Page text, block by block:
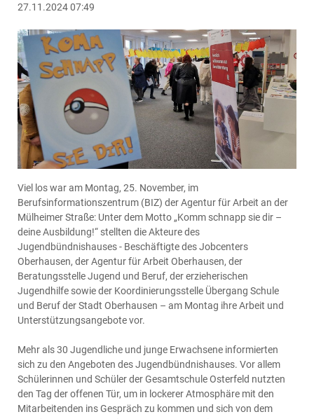
27.11.2024 07:49
Viel los war am Montag, 25. November, im
Berufsinformationszentrum (BIZ) der Agentur für Arbeit an der
Mülheimer Straße: Unter dem Motto „Komm schnapp sie dir –
deine Ausbildung!“ stellten die Akteure des
Jugendbündnishauses - Beschäftigte des Jobcenters
Oberhausen, der Agentur für Arbeit Oberhausen, der
Beratungsstelle Jugend und Beruf, der erzieherischen
Jugendhilfe sowie der Koordinierungsstelle Übergang Schule
und Beruf der Stadt Oberhausen – am Montag ihre Arbeit und
Unterstützungsangebote vor.
Mehr als 30 Jugendliche und junge Erwachsene informierten
sich zu den Angeboten des Jugendbündnishauses. Vor allem
Schülerinnen und Schüler der Gesamtschule Osterfeld nutzten
den Tag der offenen Tür, um in lockerer Atmosphäre mit den
Mitarbeitenden ins Gespräch zu kommen und sich von dem